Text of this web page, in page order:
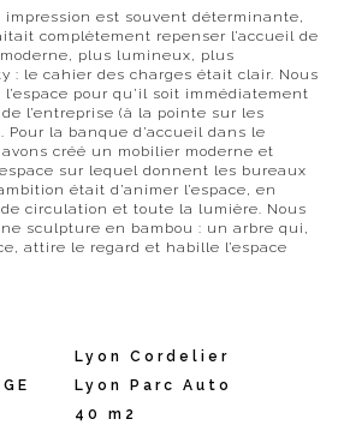
impression est souvent déterminante,
complètement repenser l’accueil de
plus lumineux, plus
: le cahier des charges était clair. Nous
pour qu’il soit immédiatement
l’entreprise (à la pointe sur les
la banque d’accueil dans le
créé un mobilier moderne et
sur lequel donnent les bureaux
était d’animer l’espace, en
circulation et toute la lumière. Nous
sculpture en bambou : un arbre qui,
attire le regard et habille l’espace
Lyon Cordelier
Lyon Parc Auto
40 m2